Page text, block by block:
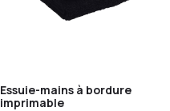
Essuie-mains à bordure
imprimable